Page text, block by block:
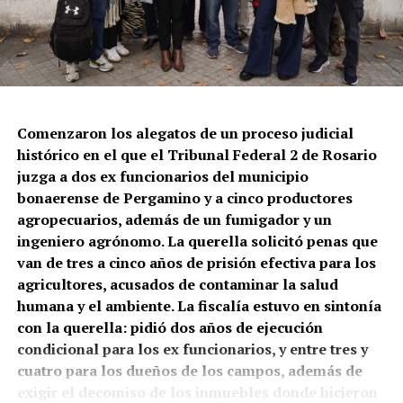
Pueblo Qom que se dedican a trabajar la tierra. Desde
principios de los 2000 comenzaron a vivir las
consecuencias de las fumigaciones realizadas en el
campo Don Panos, una estancia de 16.922 hectáreas
Eurnekian. La estancia linda con Presidencia Roca y
Pampa del Indio, ambas localidades del departamento
General San Martín. Según una de las abogadas de los
denunciantes, Alejandra Gómez, la primera denuncia
por el uso de agrotóxicos se registró en 2006.
Esa primera denuncia formulada por una de las familias
no impidió que se continúe echando venenos a las zonas
aledañas. Según consta en la sentencia de principios de
junio,las fumigaciones se realizaban sin respetar las
distancias mínimasde exclusión.Provocaron
afecciones a la saludde integrantes de las
Comenzaron los alegatos de un proceso judicial
histórico en el que el Tribunal Federal 2 de Rosario
juzga a dos ex funcionarios del municipio
bonaerense de Pergamino y a cinco productores
agropecuarios, además de un fumigador y un
ingeniero agrónomo. La querella solicitó penas que
van de tres a cinco años de prisión efectiva para los
agricultores, acusados de contaminar la salud
humana y el ambiente. La fiscalía estuvo en sintonía
con la querella: pidió dos años de ejecución
condicional para los ex funcionarios, y entre tres y
cuatro para los dueños de los campos, además de
exigir el decomiso de los inmuebles donde hicieron